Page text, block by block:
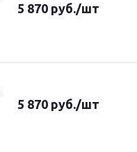
5 870 руб./шт
5 870 руб./шт